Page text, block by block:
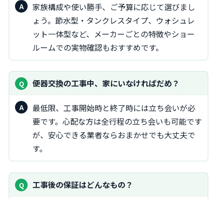
家族構成や使い勝手、ご予算に応じて選びまし
ょう。節水型・タンクレスタイプ、ウォシュレ
ット一体型など、メーカーごとの特徴やショー
ルームでの実物確認もおすすめです。
便器交換の工事中、家にいなければだめ？
最低限、工事開始時と終了時には立ち会いが必
要です。心配な方は全行程の立ち会いも可能です
が、安心できる業者ならおまかせでも大丈夫で
す。
工事後の保証はどんなもの？